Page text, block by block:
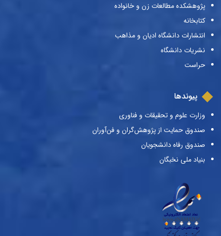
پژوهشکده مطالعات زن و خانواده
کتابخانه
انتشارات دانشگاه ادیان و مذاهب
نشریات دانشگاه
حراست
پیوندها
وزارت علوم و تحقیقات و فناوری
صندوق حمایت از پژوهش‌گران و فن‌آوران
صندوق رفاه دانشجویان
بنیاد ملی نخبگان